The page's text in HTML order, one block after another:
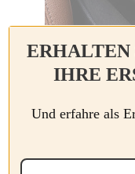
SPEZIFIKATIONEN
ERHALTEN
IHRE
Und erfahre als